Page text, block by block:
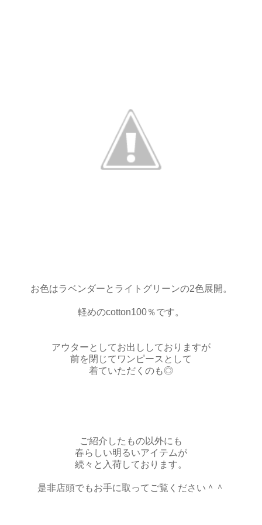
お色はラベンダーとライトグリーンの2色展開。
軽めのcotton100％です。
アウターとしてお出ししておりますが
前を閉じてワンピースとして
着ていただくのも◎
ご紹介したもの以外にも
春らしい明るいアイテムが
続々と入荷しております。
是非店頭でもお手に取ってご覧ください＾＾